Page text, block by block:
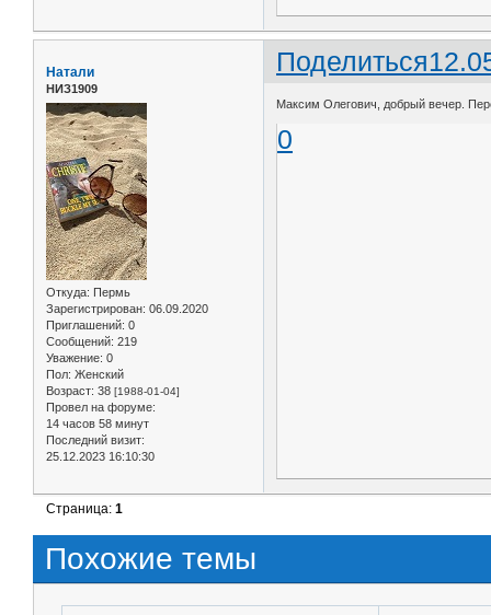
Поделиться
Натали
НИЗ1909
Откуда: Пермь
Зарегистрирован: 06.09.2020
Приглашений: 0
Сообщений: 219
Уважение: 0
Пол: Женский
Возраст: 38 [1988-01-04]
Провел на форуме:
14 часов 58 минут
Последний визит:
25.12.2023 16:10:30
Максим Олегович, добрый вечер.
0
Страница:1
Похожие темы